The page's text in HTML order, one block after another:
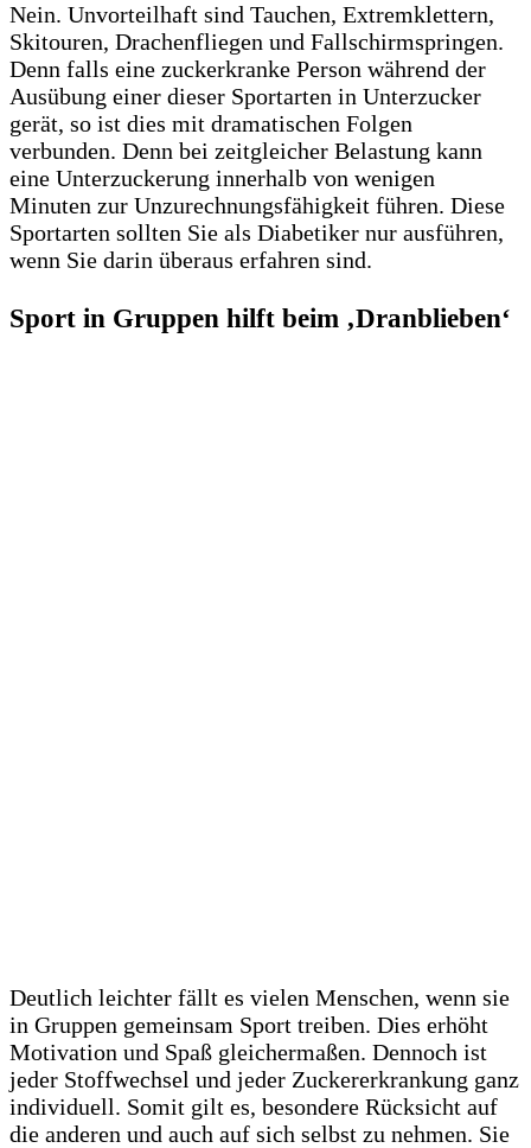
Nein. Unvorteilhaft sind Tauchen, Extremklettern,
Skitouren, Drachenfliegen und Fallschirmspringen.
Denn falls eine zuckerkranke Person während der
Ausübung einer dieser Sportarten in Unterzucker
gerät, so ist dies mit dramatischen Folgen
verbunden. Denn bei zeitgleicher Belastung kann
eine Unterzuckerung innerhalb von wenigen
Minuten zur Unzurechnungsfähigkeit führen. Diese
Sportarten sollten Sie als Diabetiker nur ausführen,
wenn Sie darin überaus erfahren sind.
Sport in Gruppen hilft beim ‚Dranblieben‘
Deutlich leichter fällt es vielen Menschen, wenn sie
in Gruppen gemeinsam Sport treiben. Dies erhöht
Motivation und Spaß gleichermaßen. Dennoch ist
jeder Stoffwechsel und jeder Zuckererkrankung ganz
individuell. Somit gilt es, besondere Rücksicht auf
die anderen und auch auf sich selbst zu nehmen. Sie